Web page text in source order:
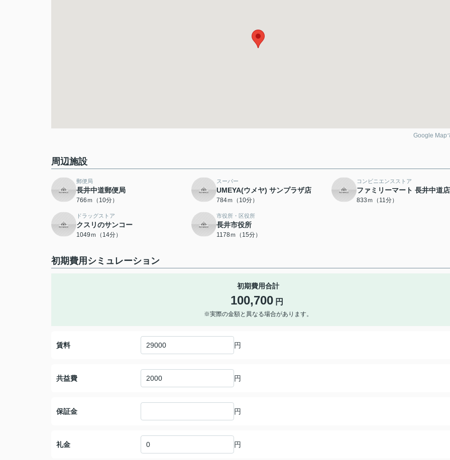
Google Map
周辺施設
郵便局
長井中道郵便局
766ｍ（10分）
スーパー
UMEYA(ウメヤ) サンプラザ店
784ｍ（10分）
コンビニエンスストア
ファミリーマート 長井中道店
833ｍ（11分）
ドラッグストア
クスリのサンコー
1049ｍ（14分）
市役所・区役所
長井市役所
1178ｍ（15分）
初期費用シミュレーション
初期費用合計
100,700 円
※実際の金額と異なる場合があります。
賃料 円
共益費 円
保証金 円
礼金 円